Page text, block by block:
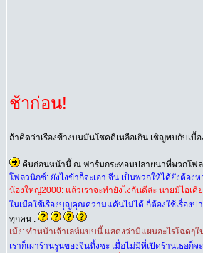
ช้าก่อน!
ถ้าคิดว่าเรื่องข้างบนมันโชคดีเหลือเกิน เชิญพบกับเบื้
คืนก่อนหน้านี้ ณ ฟาร์มกระท่อมปลายนาที่พวกโฟ
โฟลวนิกซ์: ยังไงข้าก็จะเอา จีน เป็นพวกให้ได้ยังต้อ
น้องใหญ่2000: แล้วเราจะทำยังไงกันดีล่ะ นายมีไอเดี
ในเมื่อใช้เรื่องบุญคุณความแค้นไม่ได้ ก็ต้องใช้เรื่อง
ทุกคน :
เม้ง: ทำหน้าเจ้าเล่ห์แบบนี้ แสดงว่ามีแผนอะไรโฉดๆใ
เราก็เผาร้านรูนของจีนทิ้งซะ เมื่อไม่มีที่เปิดร้านเธอ